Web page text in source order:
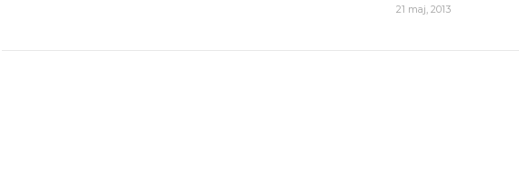
21 maj, 2013